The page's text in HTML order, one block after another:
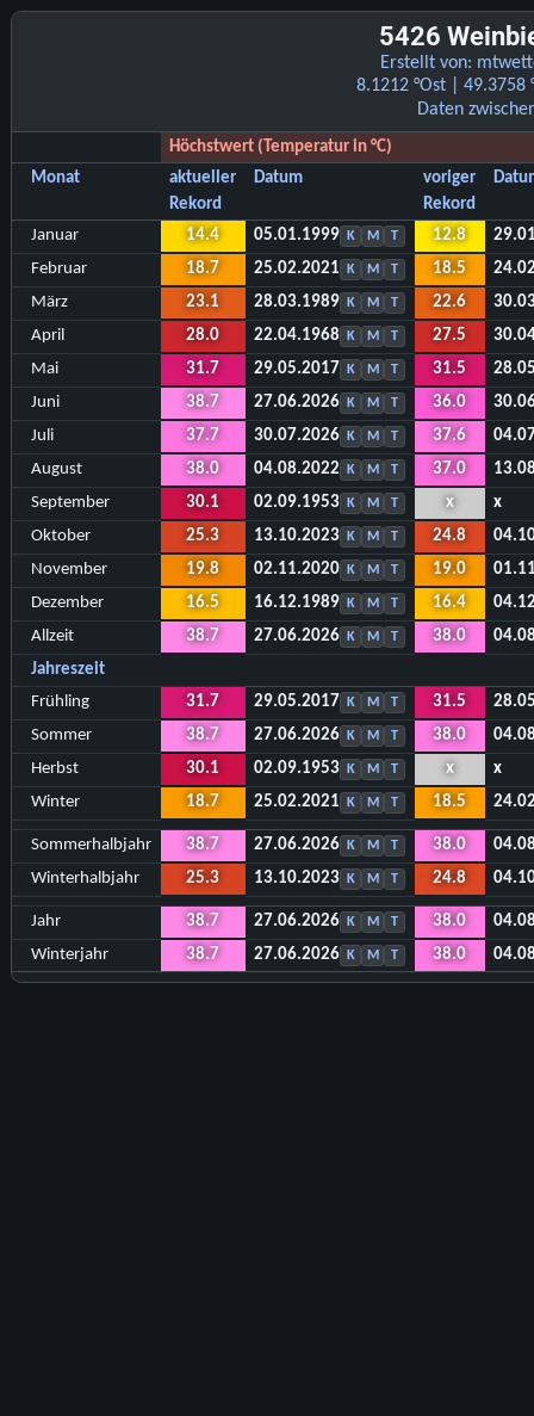
5426
Erstellt von:
8.1212 °Ost |
Daten
Höchstwert (Temperatur in °C)
Monat
aktueller
Rekord
Datum
voriger
Rekord
Januar 14.4 05.01.1999 K M T 12.8
Februar
18.7 25.02.2021 K M T 18.5
März
23.1 28.03.1989 K M T 22.6
April
28.0 22.04.1968 K M T 27.5
Mai
31.7 29.05.2017 K M T 31.5
Juni
38.7 27.06.2026 K M T 36.0
Juli
37.7 30.07.2026 K M T 37.6
August
38.0 04.08.2022 K M T 37.0
September
30.1 02.09.1953 K M T x
x
Oktober
25.3 13.10.2023 K M T 24.8
November
19.8 02.11.2020 K M T 19.0
Dezember
16.5 16.12.1989 K M T 16.4
Allzeit
38.7 27.06.2026 K M T 38.0
Jahreszeit
Frühling
31.7 29.05.2017 K M T 31.5
Sommer
38.7 27.06.2026 K M T 38.0
Herbst
30.1 02.09.1953 K M T x
x
Winter
18.7 25.02.2021 K M T 18.5
Sommerhalbjahr 38.7 27.06.2026 K M T 38.0
Winterhalbjahr
25.3 13.10.2023 K M T 24.8
Jahr 38.7 27.06.2026 K M T 38.0
Winterjahr
38.7 27.06.2026 K M T 38.0